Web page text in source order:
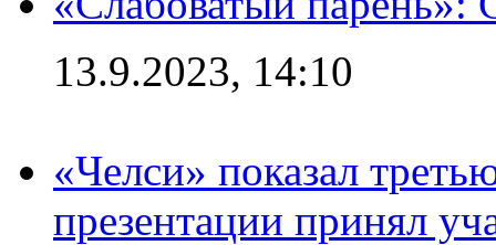
13.9.2023, 14:10
«Челси» показал
презентации принял